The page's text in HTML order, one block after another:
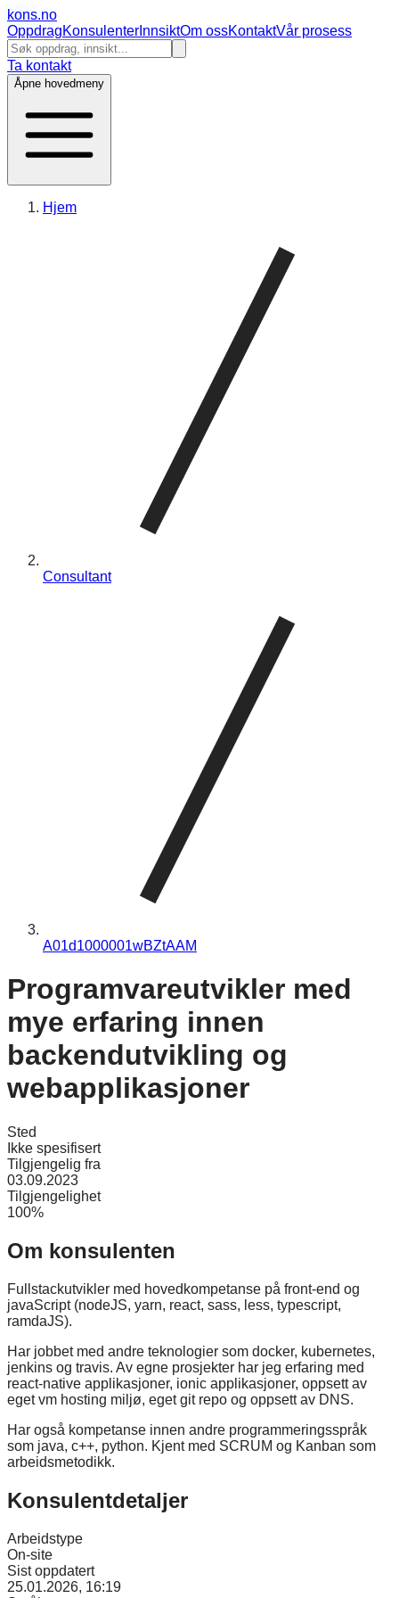
kons.no
OppdragKonsulenter InnsiktOm ossKontaktVår prosess
Ta kontakt
Åpne hovedmeny
Hjem
Consultant
A01d1000001wBZtAAM
Programvareutvikler med
mye erfaring innen
backendutvikling og
webapplikasjoner
Sted
Ikke spesifisert
Tilgjengelig fra
03.09.2023
Tilgjengelighet
100%
Om konsulenten
Fullstackutvikler med hovedkompetanse på front-end og
javaScript (nodeJS, yarn, react, sass, less, typescript,
ramdaJS).
Har jobbet med andre teknologier som docker, kubernetes,
jenkins og travis. Av egne prosjekter har jeg erfaring med
react-native applikasjoner, ionic applikasjoner, oppsett av
eget vm hosting miljø, eget git repo og oppsett av DNS.
Har også kompetanse innen andre programmeringsspråk
som java, c++, python. Kjent med SCRUM og Kanban som
arbeidsmetodikk.
Konsulentdetaljer
Arbeidstype
On-site
Sist oppdatert
25.01.2026, 16:19